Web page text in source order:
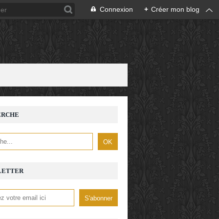
Connexion + Créer mon blog